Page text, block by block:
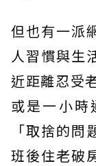
但也有一派
人習慣與生
近距離忍受
或是一小時
「取捨的
班後住老破